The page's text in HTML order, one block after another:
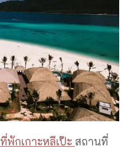
ที่พักเกาะหลีเป๊ะ สถานที่